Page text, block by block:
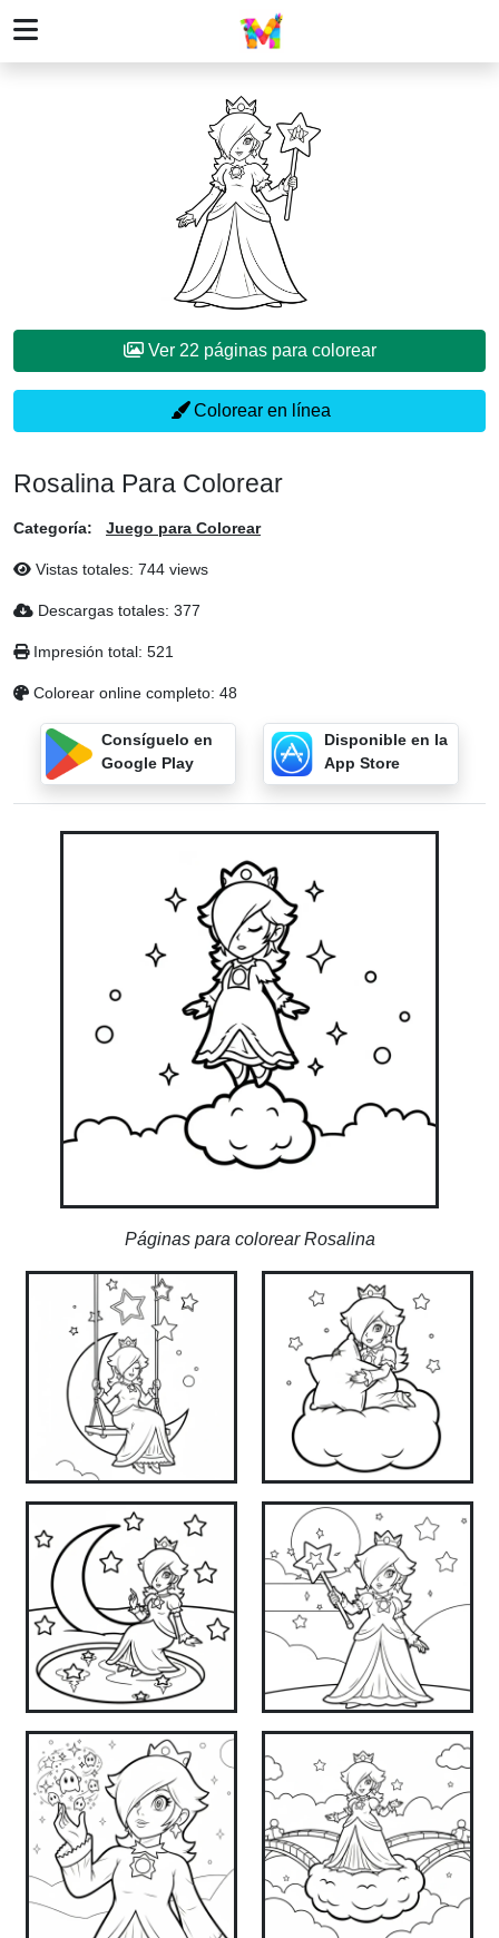
Ver 22 páginas para colorear
Colorear en línea
Rosalina Para Colorear
Categoría: Juego para Colorear
Vistas totales: 744 views
Descargas totales: 377
Impresión total: 521
Colorear online completo: 48
Consíguelo en
Google Play
Disponible en la
App Store
Páginas para colorear Rosalina